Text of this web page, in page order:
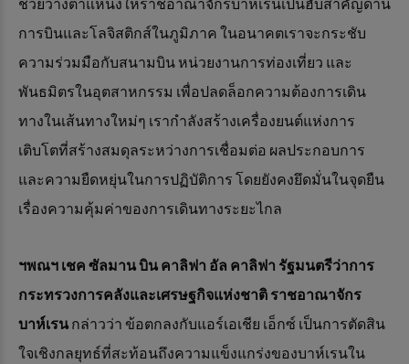
ช่วยวางตำแหน่งให้ราชอาณาจักรบาห์เรนเป็นฮับสำคัญด้าน
การบินและโลจิสติกส์ในภูมิภาค ในอนาคตเราจะกระชับ
ความร่วมมือกับสนามบิน หน่วยงานการท่องเที่ยว และ
พันธมิตรในอุตสาหกรรม เพื่อปลดล็อกความต้องการเดิน
ทางในเส้นทางใหม่ๆ เรากำลังสร้างเครื่องยนต์แห่งการ
เติบโตที่สร้างสมดุลระหว่างการเชื่อมต่อ ผลประกอบการ
และความยืดหยุ่นในการปฏิบัติการ โดยยังคงยึดมั่นในจุดยืน
เรื่องความคุ้มค่าของการเดินทางระยะไกล
ฯพณฯ เชค ซัลมาน บิน คาลิฟา อัล คาลิฟา รัฐมนตรีว่าการ
กระทรวงการคลังและเศรษฐกิจแห่งชาติ ราชอาณาจักร
บาห์เรน กล่าวว่า ข้อตกลงกับแอร์เอเชีย เอ็กซ์ เป็นการตัดสิน
ใจเชิงกลยุทธ์ที่สะท้อนถึงความแข็งแกร่งของบาห์เรนใน